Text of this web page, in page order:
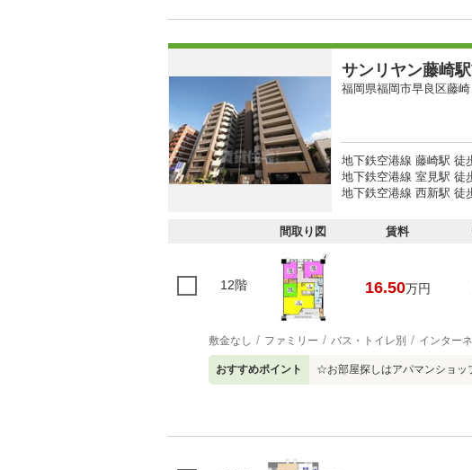
サンリヤン藤崎
福岡県福岡市早良区藤崎
地下鉄空港線 藤崎駅 徒
地下鉄空港線 室見駅 徒
地下鉄空港線 西新駅 徒
間取り図 賃料
12階 16.50万円
敷金なし ファミリー バス・トイレ別 インター
おすすめポイント ☆お部屋探しはアパマンショ